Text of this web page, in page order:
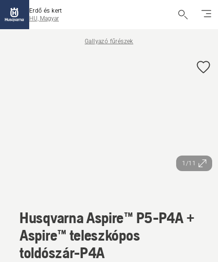
Erdő és kert
HU, Magyar
Gallyazó fűrészek
1/11
Husqvarna Aspire™ P5-P4A +
Aspire™ teleszkópos
toldószár-P4A